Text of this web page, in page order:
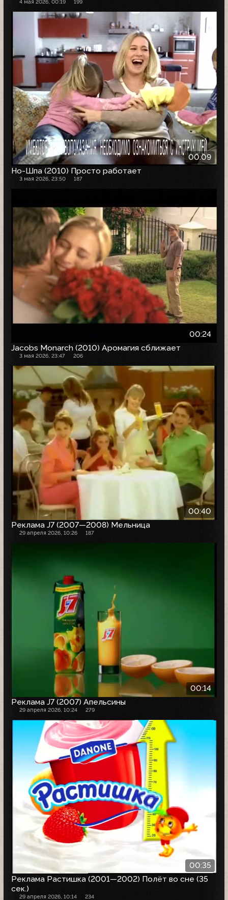
4 мая 2026, 00:19 199
00:09
Но-Шпа (2010) Просто работает
3 мая 2026, 23:50 187
00:24
Jacobs Monarch (2010) Аромагия сближает
3 мая 2026, 23:47 206
00:40
Реклама J7 (2007—2008) Мельница
29 апреля 2026, 10:26 187
00:14
Реклама J7 (2007) Апельсины
29 апреля 2026, 10:24 279
00:35
Реклама Растишка (2001—2002) Полёт во сне (35
сек.)
29 апреля 2026, 10:14 234